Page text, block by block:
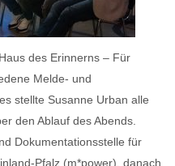
des Erinnerns – Für
Melde- und
stellte Susanne Urban alle
den Ablauf des Abends.
Dokumentationsstelle für
Pfalz (m*power), danach